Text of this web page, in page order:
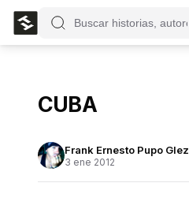
CUBA
Frank Ernesto Pupo Glez
3 ene 2012